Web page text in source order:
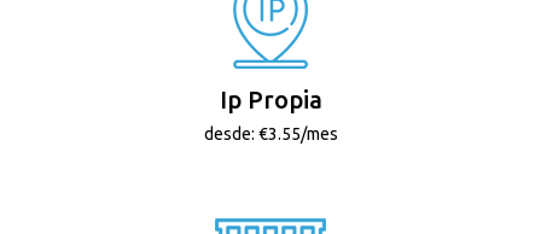
Ip Propia
desde: €3.55/mes